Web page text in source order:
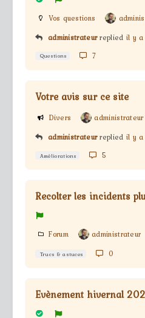
Vos questions
administrateur replied il y a
Questions 7
Votre avis sur ce site
Divers
administrateur
administrateur replied il y a
Améliorations 5
Recolter les incidents
Forum administrateur
Trucs & astuces 0
Evènement hivernal